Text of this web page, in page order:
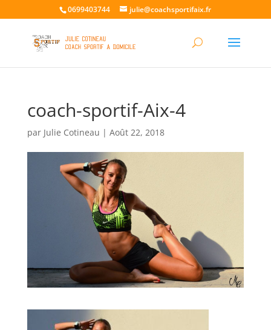
0699403744 julie@coachsportifaix.fr
coach-sportif-Aix-4
par Julie Cotineau | Août 22, 2018